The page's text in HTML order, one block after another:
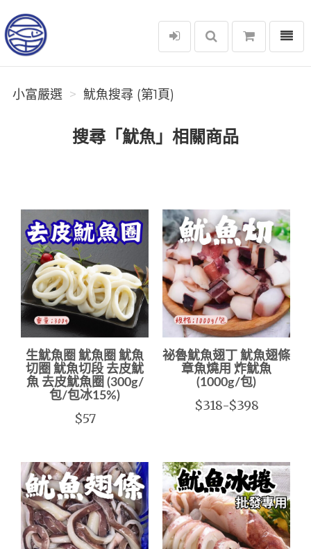
小富嚴選
選單
小富嚴選 魷魚搜尋 (第1頁)
搜尋「魷魚」相關商品
生魷魚圈 魷魚圈 魷魚
切圈 魷魚切段 去皮魷
魚 去皮魷魚圈 (300g/
包/包冰15%)
$57
祕魯魷魚翅丁 魷魚翅條
章魚燒用 炸魷魚
(1000g/包)
$318-$398